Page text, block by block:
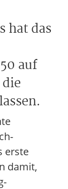
hat das
auf
erste
damit,